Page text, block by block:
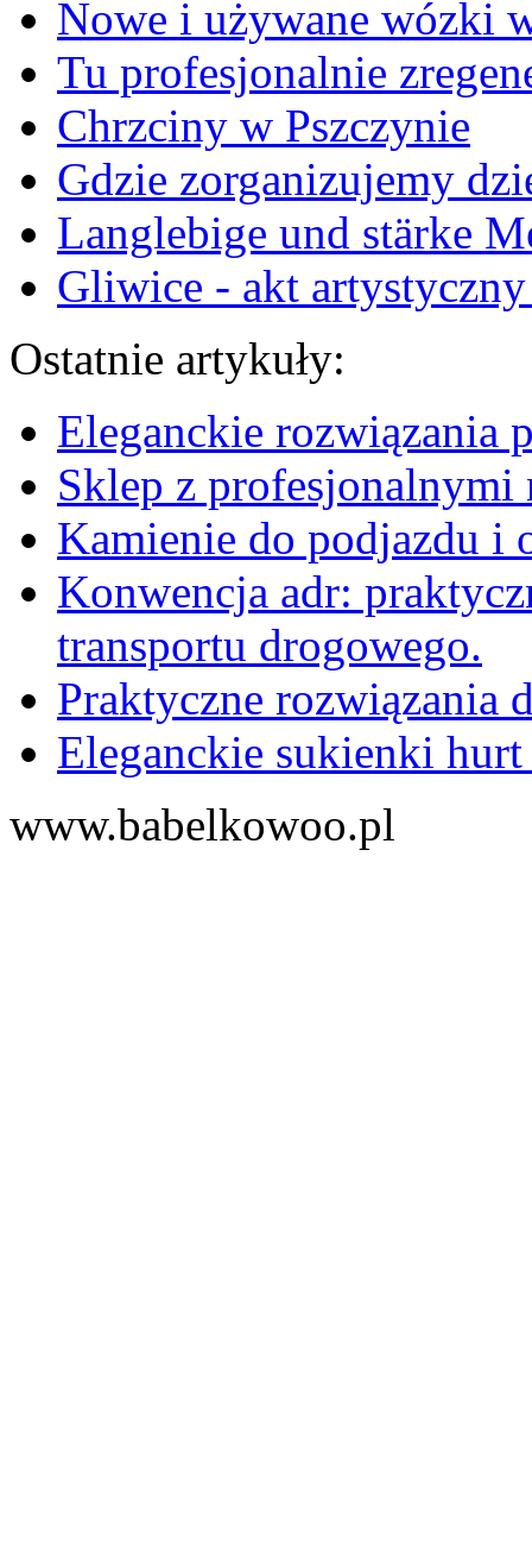
Nowe i używane wózki
Tu profesjonalnie
Chrzciny w Pszczynie
Gdzie zorganizujemy
Langlebige und stärke
Gliwice - akt
Ostatnie artykuły:
Eleganckie rozwiązania
Sklep z profesjonalnymi
Kamienie do podjazdu i
Konwencja adr:
transportu drogowego.
Praktyczne rozwiązania
Eleganckie sukienki
www.babelkowoo.pl